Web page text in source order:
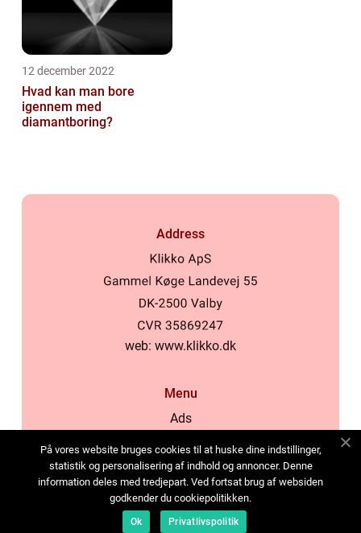
12 december 2022
Hvad kan man bore
igennem med
diamantboring?
Address
web: www.klikko.dk
Menu
Ads
Cookies
Contact
Sitemap
På vores website bruges cookies til at huske dine indstillinger,
statistik og personalisering af indhold og annoncer. Denne
information deles med tredjepart. Ved fortsat brug af websiden
godkender du cookiepolitikken.
Ok Privatlivspolitik